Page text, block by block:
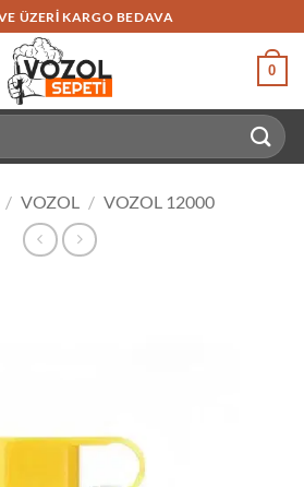
ÜZERI KARGO BEDAVA
0
/ VOZOL / VOZOL 12000